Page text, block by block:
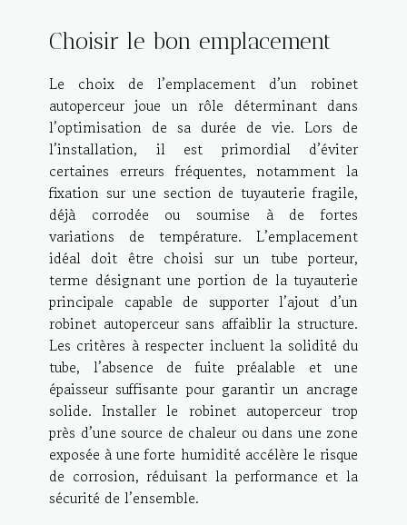
Choisir le bon emplacement
Le choix de l’emplacement d’un robinet
autoperceur joue un rôle déterminant dans
l’optimisation de sa durée de vie. Lors de
l’installation, il est primordial d’éviter
certaines erreurs fréquentes, notamment la
fixation sur une section de tuyauterie fragile,
déjà corrodée ou soumise à de fortes
variations de température. L’emplacement
idéal doit être choisi sur un tube porteur,
terme désignant une portion de la tuyauterie
principale capable de supporter l’ajout d’un
robinet autoperceur sans affaiblir la structure.
Les critères à respecter incluent la solidité du
tube, l’absence de fuite préalable et une
épaisseur suffisante pour garantir un ancrage
solide. Installer le robinet autoperceur trop
près d’une source de chaleur ou dans une zone
exposée à une forte humidité accélère le risque
de corrosion, réduisant la performance et la
sécurité de l’ensemble.